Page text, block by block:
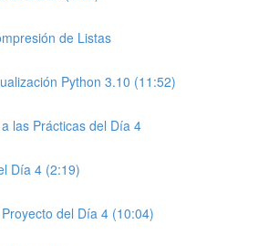
de Listas
Python 3.10 (11:52)
las Prácticas del Día 4
Día 4 (2:19)
del Día 4 (10:04)